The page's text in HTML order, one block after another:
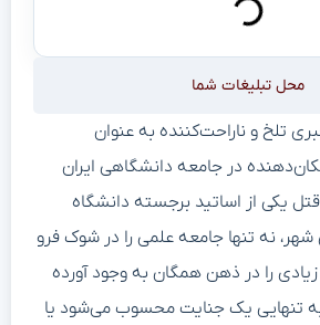
محل تبلیغات شما
تلخ و ناراحت‌کننده به عنوان
در جامعه دانشگاهی ایران
یکی از اساتید برجسته دانشگاه
شهر، نه تنها جامعه علمی را در شوک فرو
را در ذهن همگان به وجود آورده
تنهایی یک جنایت محسوب می‌شود یا